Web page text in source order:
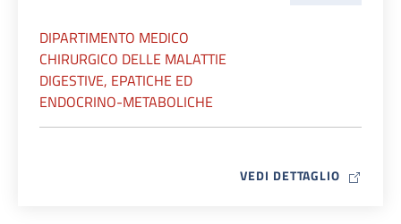
DIPARTIMENTO MEDICO
CHIRURGICO DELLE MALATTIE
DIGESTIVE, EPATICHE ED
ENDOCRINO-METABOLICHE
VEDI DETTAGLIO MAP ICON